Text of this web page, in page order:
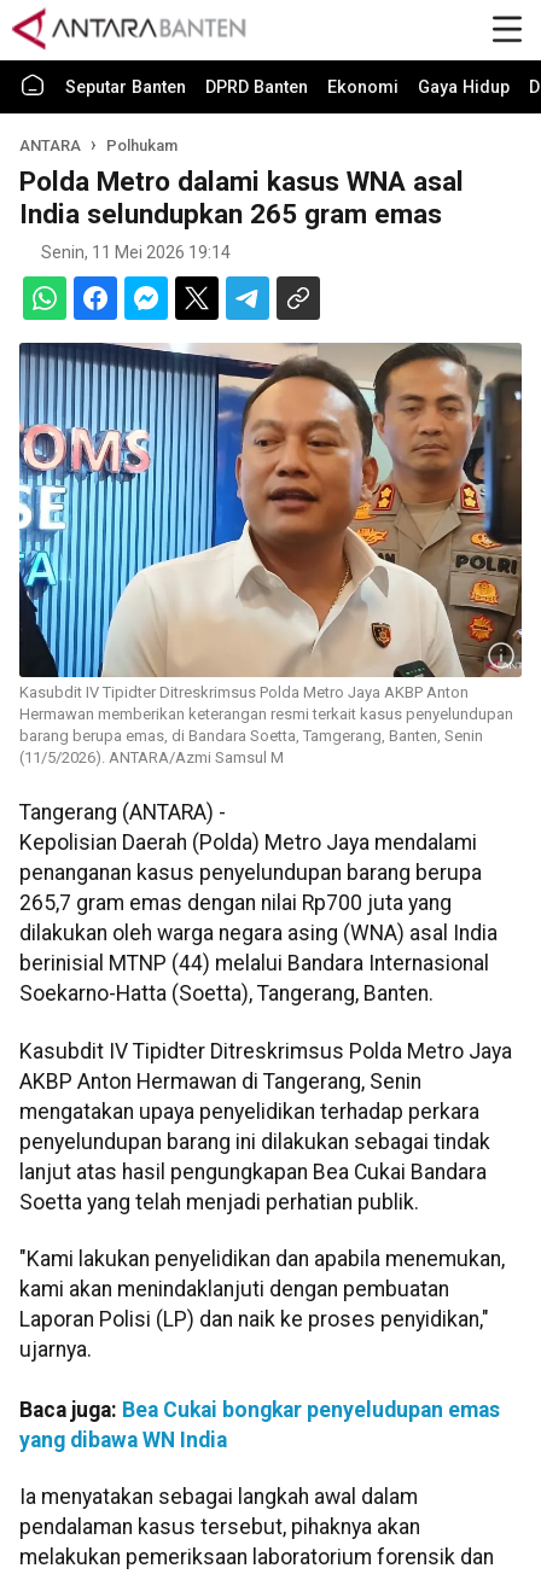
Seputar Banten DPRD Banten Ekonomi Gaya Hidup
ANTARA Polhukam
Polda Metro dalami kasus WNA asal
India selundupkan 265 gram emas
Senin, 11 Mei 2026 19:14
Kasubdit IV Tipidter Ditreskrimsus Polda Metro Jaya AKBP Anton
Hermawan memberikan keterangan resmi terkait kasus penyelundupan
barang berupa emas, di Bandara Soetta, Tamgerang, Banten, Senin
(11/5/2026). ANTARA/Azmi Samsul M
Tangerang (ANTARA) -
Kepolisian Daerah (Polda) Metro Jaya mendalami
penanganan kasus penyelundupan barang berupa
265,7 gram emas dengan nilai Rp700 juta yang
dilakukan oleh warga negara asing (WNA) asal India
berinisial MTNP (44) melalui Bandara Internasional
Soekarno-Hatta (Soetta), Tangerang, Banten.
Kasubdit IV Tipidter Ditreskrimsus Polda Metro Jaya
AKBP Anton Hermawan di Tangerang, Senin
mengatakan upaya penyelidikan terhadap perkara
penyelundupan barang ini dilakukan sebagai tindak
lanjut atas hasil pengungkapan Bea Cukai Bandara
Soetta yang telah menjadi perhatian publik.
"Kami lakukan penyelidikan dan apabila menemukan,
kami akan menindaklanjuti dengan pembuatan
Laporan Polisi (LP) dan naik ke proses penyidikan,"
ujarnya.
Baca juga: Bea Cukai bongkar penyeludupan emas
yang dibawa WN India
Ia menyatakan sebagai langkah awal dalam
pendalaman kasus tersebut, pihaknya akan
melakukan pemeriksaan laboratorium forensik dan